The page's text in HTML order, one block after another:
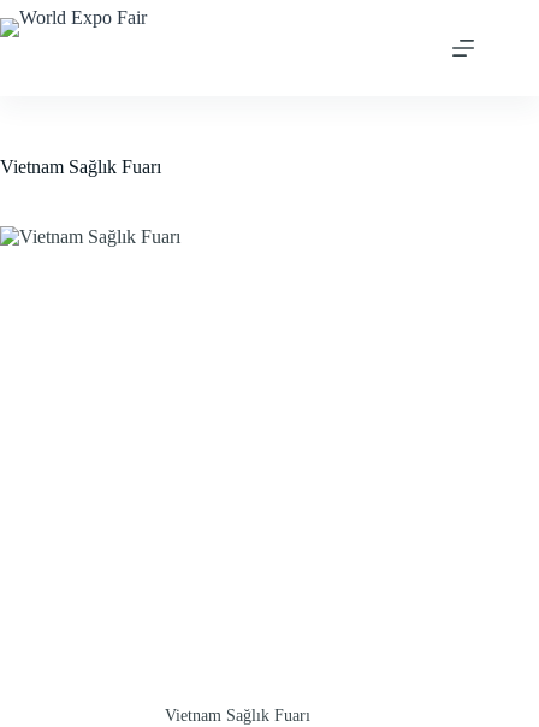
Skip
to
Vietnam Sağlık Fuarı
Vietnam Sağlık Fuarı